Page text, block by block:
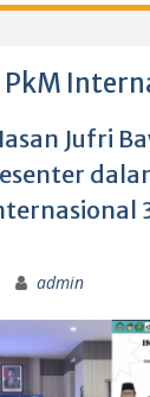
PkM
Jufri
admin